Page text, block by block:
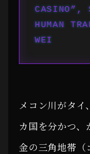
CASINO”,
HUMAN
WEI
メコン川がタ
カ国を分かつ
金の三角地帯（